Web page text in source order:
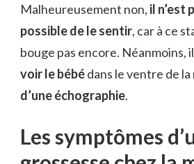
Malheureusement non, il n’est
possible de le sentir, car à ce
bouge pas encore. Néanmoins,
voir le bébédans le ventre de la
d’une échographie.
Les symptômes